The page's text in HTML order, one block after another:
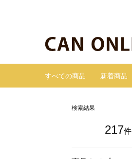
すべての商品 新着商品
検索結果
217件